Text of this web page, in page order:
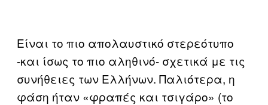
Είναι το πιο απολαυστικό στερεότυπο
-και ίσως το πιο αληθινό- σχετικά με τις
συνήθειες των Ελλήνων. Παλιότερα, η
φάση ήταν «φραπές και τσιγάρο» (το